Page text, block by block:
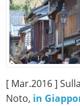
[ Mar.2016 ]
Noto, in